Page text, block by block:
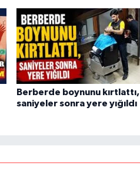
Berberde boynunu kırtlattı,
saniyeler sonra yere yığıldı